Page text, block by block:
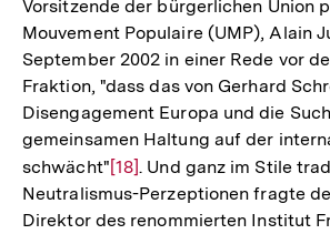
Vorsitzende der bürgerlichen Union
Mouvement Populaire (UMP), Alain
September 2002 in einer Rede vor
Fraktion, "dass das von Gerhard
Disengagement Europa und die
gemeinsamen Haltung auf der
schwächt"Zur
Auflösung
der
[18]. Und ganz im Stile
Neutralismus-Perzeptionen fragte
Direktor des renommierten Institut